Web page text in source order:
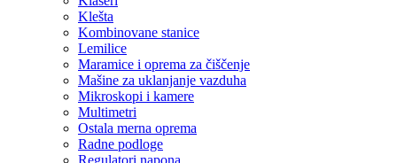
Klešta
Kombinovane stanice
Lemilice
Maramice i oprema za čiščenje
Mašine za uklanjanje vazduha
Mikroskopi i kamere
Multimetri
Ostala merna oprema
Radne podloge
Regulatori napona